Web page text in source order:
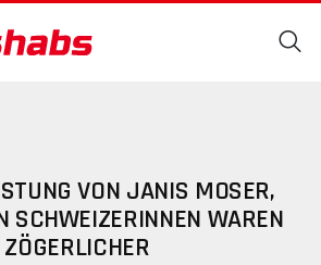
VON JANIS MOSER, D
WAREN Z
ÖGERLICHER